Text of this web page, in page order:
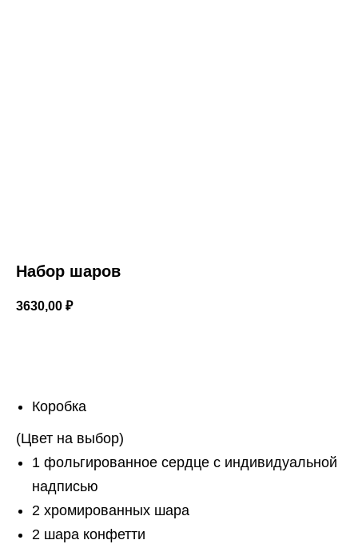
Набор шаров
3630,00 ₽
Коробка
(Цвет на выбор)
1 фольгированное сердце с индивидуальной
надписью
2 хромированных шара
2 шара конфетти